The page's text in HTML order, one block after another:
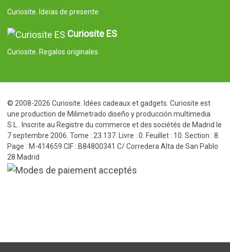
Curiosite. Ideias de presente
Curiosite ES
Curiosite. Regalos originales
© 2008-2026 Curiosite. Idées cadeaux et gadgets. Curiosite est
une production de Milimetrado diseño y producción multimedia
S.L.. Inscrite au Registre du commerce et des sociétés de Madrid le
7 septembre 2006. Tome : 23.137. Livre : 0. Feuillet : 10. Section : 8.
Page : M-414659 CIF : B84800341 C/ Corredera Alta de San Pablo
28 Madrid